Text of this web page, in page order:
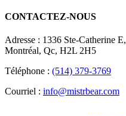
CONTACTEZ-NOUS
Adresse : 1336 Ste-Catherine E,
Montréal, Qc, H2L 2H5
Téléphone : (514) 379-3769
Courriel : info@mistrbear.com